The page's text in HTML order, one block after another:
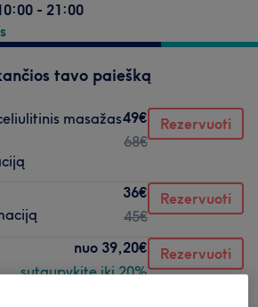
- 21:00
tavo paiešką
masažas49€
68€
Rezervuoti
36€
45€
Rezervuoti
nuo 39,20€
sutaupykite iki 20%
Rezervuoti